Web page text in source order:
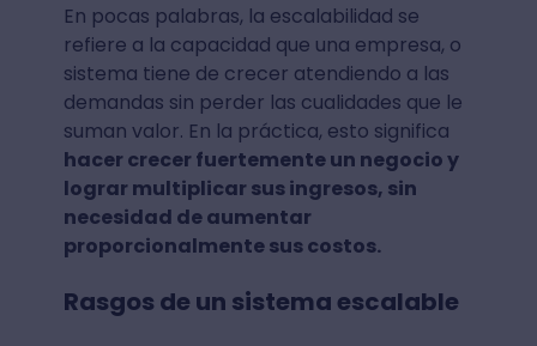
En pocas palabras, la escalabilidad se
refiere a la capacidad que una empresa, o
sistema tiene de crecer atendiendo a las
demandas sin perder las cualidades que le
suman valor. En la práctica, esto significa
hacer crecer fuertemente un negocio y
lograr multiplicar sus ingresos, sin
necesidad de aumentar
proporcionalmente sus costos.
Rasgos de un sistema escalable